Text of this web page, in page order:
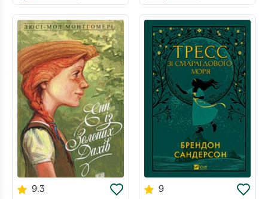
9.3 9